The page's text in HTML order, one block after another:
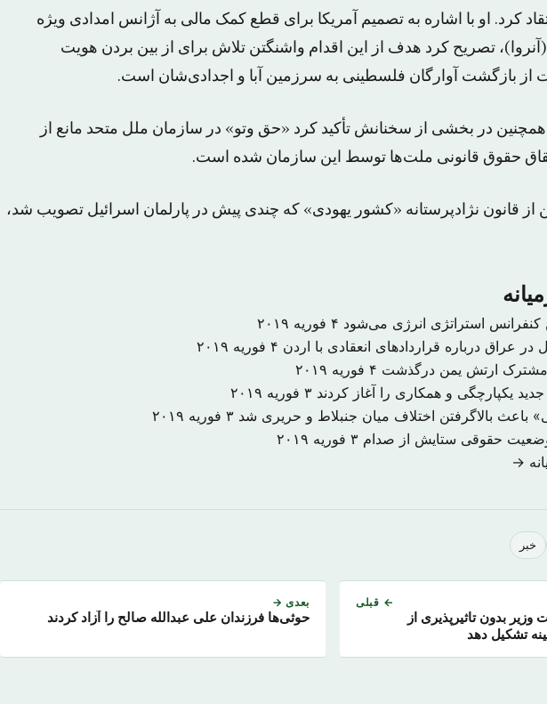
کرد. او با اشاره به تصمیم آمریکا برای قطع کمک مالی به آژانس امدادی ویژه
تصریح کرد هدف از این اقدام واشنگتن تلاش برای از بین بردن هویت
از بازگشت آوارگان فلسطینی به سرزمین آبا و اجدادی‌شان است.
در بخشی از سخنانش تأکید کرد «حق وتو» در سازمان ملل متحد مانع از
حقوق قانونی ملت‌ها توسط این سازمان شده است.
قانون نژادپرستانه «کشور یهودی» که چندی پیش در پارلمان اسرائیل تصویب شد،
کنفرانس استراتژی انرژی می‌شود ۴ فوریه ۲۰۱۹
عراق درباره قراردادهای انعقادی با اردن ۴ فوریه ۲۰۱۹
مشترک ارتش یمن درگذشت ۴ فوریه ۲۰۱۹
یکپارچگی و همکاری را آغاز کردند ۳ فوریه ۲۰۱۹
باعث بالاگرفتن اختلاف میان جنبلاط و حریری شد ۳ فوریه ۲۰۱۹
وضعیت حقوقی ستایش از صدام ۳ فوریه ۲۰۱۹
→
خبر
← قبلی
بدون تاثیرپذیری از
تشکیل دهد
بعدی →
حوثی‌ها فرزندان علی عبدالله صالح را آزاد کردند